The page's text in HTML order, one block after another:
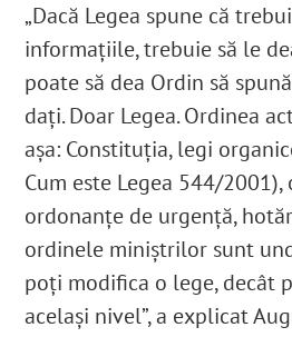
„Dacă Legea spune că
informațiile, trebuie să le
poate să dea Ordin să
dați. Doar Legea. Ordinea
așa: Constituția, legi
Cum este Legea 544/
ordonanțe de urgență,
ordinele miniștrilor sunt
poți modifica o lege, decât
același nivel”, a explicat